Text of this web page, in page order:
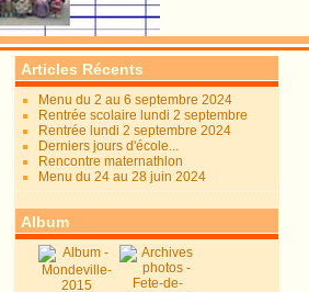
Articles Récents
Menu du 2 au 6 septembre 2024
Rentrée scolaire lundi 2 septembre
Rentrée lundi 2 septembre 2024
Derniers jours d'école...
Rencontre maternathlon
Menu du 24 au 28 juin 2024
Album